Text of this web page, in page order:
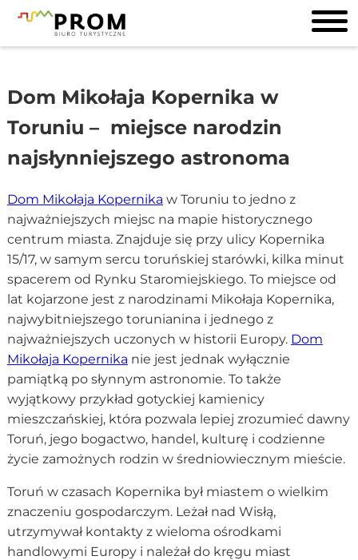
Dom Mikołaja Kopernika w
Toruniu – miejsce narodzin
najsłynniejszego astronoma
Dom Mikołaja Kopernika w Toruniu to jedno z
najważniejszych miejsc na mapie historycznego
centrum miasta. Znajduje się przy ulicy Kopernika
15/17, w samym sercu toruńskiej starówki, kilka minut
spacerem od Rynku Staromiejskiego. To miejsce od
lat kojarzone jest z narodzinami Mikołaja Kopernika,
najwybitniejszego torunianina i jednego z
najważniejszych uczonych w historii Europy. Dom
Mikołaja Kopernika nie jest jednak wyłącznie
pamiątką po słynnym astronomie. To także
wyjątkowy przykład gotyckiej kamienicy
mieszczańskiej, która pozwala lepiej zrozumieć dawny
Toruń, jego bogactwo, handel, kulturę i codzienne
życie zamożnych rodzin w średniowiecznym mieście.
Toruń w czasach Kopernika był miastem o wielkim
znaczeniu gospodarczym. Leżał nad Wisłą,
utrzymywał kontakty z wieloma ośrodkami
handlowymi Europy i należał do kręgu miast